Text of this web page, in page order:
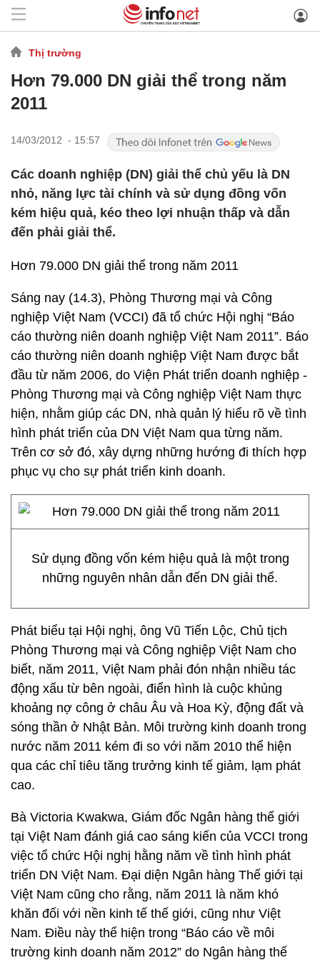
Thị trường
Hơn 79.000 DN giải thể trong năm
2011
14/03/2012 - 15:57
Các doanh nghiệp (DN) giải thể chủ yếu là DN
nhỏ, năng lực tài chính và sử dụng đồng vốn
kém hiệu quả, kéo theo lợi nhuận thấp và dẫn
đến phải giải thể.
Hơn 79.000 DN giải thể trong năm 2011
Sáng nay (14.3), Phòng Thương mại và Công
nghiệp Việt Nam (VCCI) đã tổ chức Hội nghị “Báo
cáo thường niên doanh nghiệp Việt Nam 2011”. Báo
cáo thường niên doanh nghiệp Việt Nam được bắt
đầu từ năm 2006, do Viện Phát triển doanh nghiệp -
Phòng Thương mại và Công nghiệp Việt Nam thực
hiện, nhằm giúp các DN, nhà quản lý hiểu rõ về tình
hình phát triển của DN Việt Nam qua từng năm.
Trên cơ sở đó, xây dựng những hướng đi thích hợp
phục vụ cho sự phát triển kinh doanh.
Sử dụng đồng vốn kém hiệu quả là một trong
những nguyên nhân dẫn đến DN giải thể.
Phát biểu tại Hội nghị, ông Vũ Tiến Lộc, Chủ tịch
Phòng Thương mại và Công nghiệp Việt Nam cho
biết, năm 2011, Việt Nam phải đón nhận nhiều tác
động xấu từ bên ngoài, điển hình là cuộc khủng
khoảng nợ công ở châu Âu và Hoa Kỳ, động đất và
sóng thần ở Nhật Bản. Môi trường kinh doanh trong
nước năm 2011 kém đi so với năm 2010 thể hiện
qua các chỉ tiêu tăng trưởng kinh tế giảm, lạm phát
cao.
Bà Victoria Kwakwa, Giám đốc Ngân hàng thế giới
tại Việt Nam đánh giá cao sáng kiến của VCCI trong
việc tổ chức Hội nghị hằng năm về tình hình phát
triển DN Việt Nam. Đại diện Ngân hàng Thế giới tại
Việt Nam cũng cho rằng, năm 2011 là năm khó
khăn đối với nền kinh tế thế giới, cũng như Việt
Nam. Điều này thể hiện trong “Báo cáo về môi
trường kinh doanh năm 2012” do Ngân hàng thế